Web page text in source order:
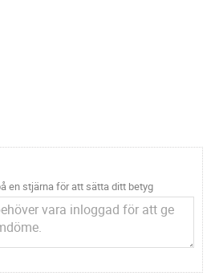
en stjärna för att sätta ditt betyg